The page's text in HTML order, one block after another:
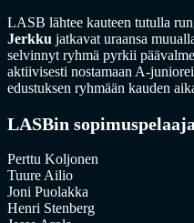
LASB lähtee kauteen tutulla
Jerkku jatkavat uraansa
selvinnyt ryhmä pyrkii
aktiivisesti nostamaan A-
edustuksen ryhmään kauden
LASBin
Perttu Koljonen
Tuure Ailio
Joni Puolakka
Henri Stenberg